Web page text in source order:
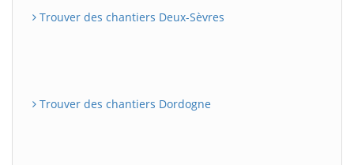
Trouver des chantiers Deux-Sèvres
Trouver des chantiers Dordogne